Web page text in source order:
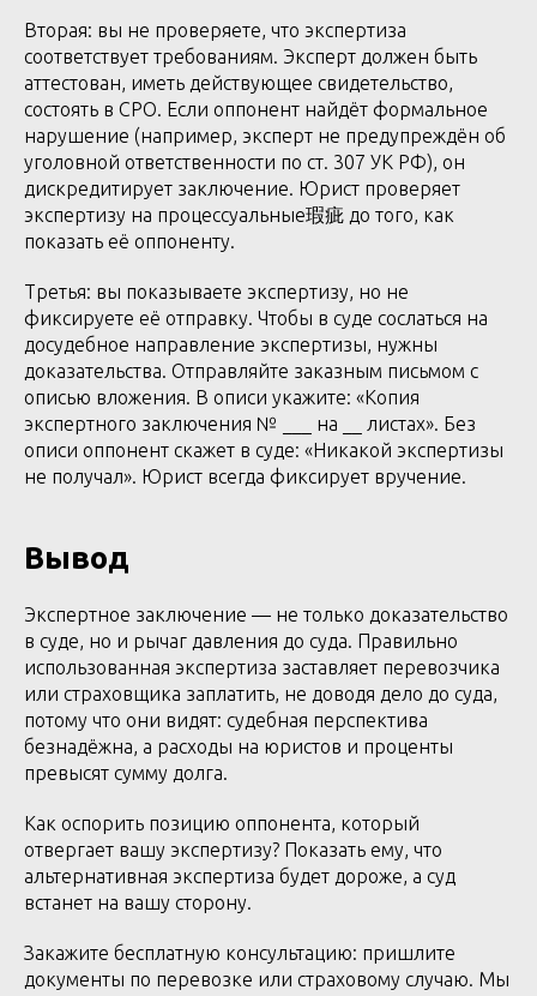
Вторая: вы не проверяете, что экспертиза
соответствует требованиям. Эксперт должен быть
аттестован, иметь действующее свидетельство,
состоять в СРО. Если оппонент найдёт формальное
нарушение (например, эксперт не предупреждён об
уголовной ответственности по ст. 307 УК РФ), он
дискредитирует заключение. Юрист проверяет
экспертизу на процессуальные瑕疵 до того, как
показать её оппоненту.
Третья: вы показываете экспертизу, но не
фиксируете её отправку. Чтобы в суде сослаться на
досудебное направление экспертизы, нужны
доказательства. Отправляйте заказным письмом с
описью вложения. В описи укажите: «Копия
экспертного заключения № ___ на __ листах». Без
описи оппонент скажет в суде: «Никакой экспертизы
не получал». Юрист всегда фиксирует вручение.
Вывод
Экспертное заключение — не только доказательство
в суде, но и рычаг давления до суда. Правильно
использованная экспертиза заставляет перевозчика
или страховщика заплатить, не доводя дело до суда,
потому что они видят: судебная перспектива
безнадёжна, а расходы на юристов и проценты
превысят сумму долга.
Как оспорить позицию оппонента, который
отвергает вашу экспертизу? Показать ему, что
альтернативная экспертиза будет дороже, а суд
встанет на вашу сторону.
Закажите бесплатную консультацию: пришлите
документы по перевозке или страховому случаю. Мы